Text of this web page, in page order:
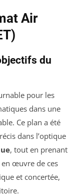
Air
du
pour les
dans une
Ce plan a été
dans l’optique
, tout en prenant
en œuvre de ces
et concertée,